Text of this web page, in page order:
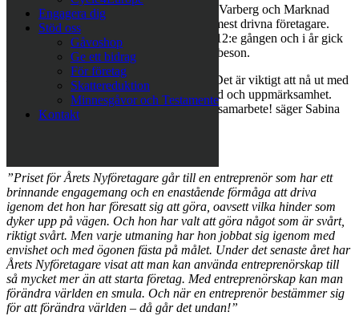
Engagera dig
Stöd oss
Gåvoshop
Ge ett bidrag
För företag
Skattereduktion
Minnesgåvor och Testamente
Kontakt
VarbergsGalan arrangeras av Företagarna Varberg och Marknad
Varberg AB med syfte att hylla Varbergs mest drivna företagare.
Den 13 oktober gick galan av stapeln för 12:e gången och i år gick
priset Årets Nyföretagare till Sabina Grubbeson.
– Jag känner stor tacksamhet över priset. Det är viktigt att nå ut med
vårt budskap, vi är ju helt beroende av stöd och uppmärksamhet.
Det är ju det som insamling handlar om – samarbete! säger Sabina
Grubbeson.
”Priset förÅrets Nyföretagare går till en entreprenör som har ett
brinnande engagemang och en enastående förmåga att driva
igenom det hon har föresatt sig att göra, oavsett vilka hinder som
dyker upp på vägen. Och hon har valt att göra något som är svårt,
riktigt svårt. Men varje utmaning har hon jobbat sig igenom med
envishet och med ögonen fästa på målet. Under det senaste året har
Årets Nyföretagare visat att man kan använda entreprenörskap till
så mycket merän att starta företag. Med entreprenörskap kan man
förändra världen en smula. Och när en entreprenör bestämmer sig
för att förändra världen – då går det undan!”